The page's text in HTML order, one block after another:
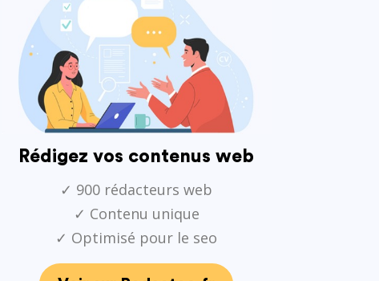
Rédigez vos contenus web
✓ 900 rédacteurs web
✓ Contenu unique
✓ Optimisé pour le seo